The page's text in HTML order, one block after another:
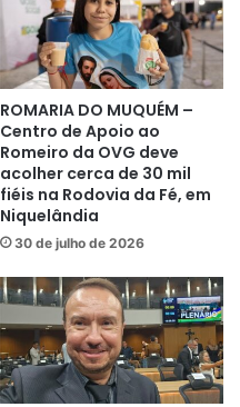
ROMARIA DO MUQUÉM –
Centro de Apoio ao
Romeiro da OVG deve
acolher cerca de 30 mil
fiéis na Rodovia da Fé, em
Niquelândia
30 de julho de 2026